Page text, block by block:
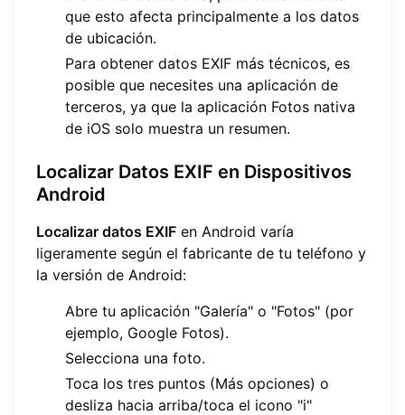
que esto afecta principalmente a los datos
de ubicación.
Para obtener datos EXIF más técnicos, es
posible que necesites una aplicación de
terceros, ya que la aplicación Fotos nativa
de iOS solo muestra un resumen.
Localizar Datos EXIF en Dispositivos
Android
Localizar datos EXIF en Android varía
ligeramente según el fabricante de tu teléfono y
la versión de Android:
Abre tu aplicación "Galería" o "Fotos" (por
ejemplo, Google Fotos).
Selecciona una foto.
Toca los tres puntos (Más opciones) o
desliza hacia arriba/toca el icono "i"